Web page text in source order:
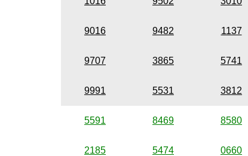
9016 9482 1137
9707 3865 5741
9991 5531 3812
5591 8469 8580
2185 5474 0660